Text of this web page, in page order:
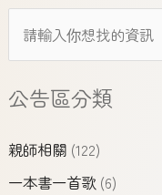
公告區分類
親師相關(122)
一本書一首歌(6)